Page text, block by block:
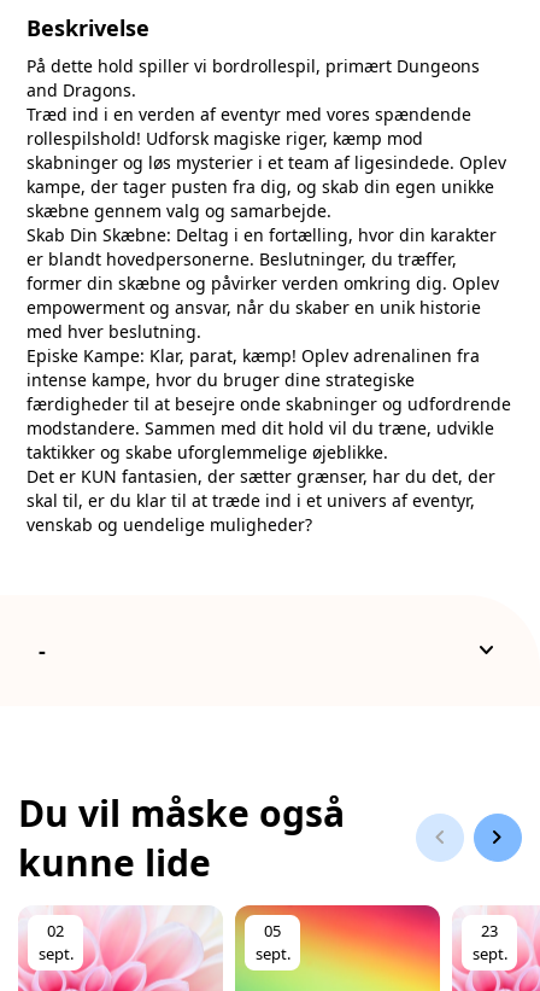
Beskrivelse
På dette hold spiller vi bordrollespil, primært Dungeons
and Dragons.
Træd ind i en verden af eventyr med vores spændende
rollespilshold! Udforsk magiske riger, kæmp mod
skabninger og løs mysterier i et team af ligesindede. Oplev
kampe, der tager pusten fra dig, og skab din egen unikke
skæbne gennem valg og samarbejde.
Skab Din Skæbne: Deltag i en fortælling, hvor din karakter
er blandt hovedpersonerne. Beslutninger, du træffer,
former din skæbne og påvirker verden omkring dig. Oplev
empowerment og ansvar, når du skaber en unik historie
med hver beslutning.
Episke Kampe: Klar, parat, kæmp! Oplev adrenalinen fra
intense kampe, hvor du bruger dine strategiske
færdigheder til at besejre onde skabninger og udfordrende
modstandere. Sammen med dit hold vil du træne, udvikle
taktikker og skabe uforglemmelige øjeblikke.
Det er KUN fantasien, der sætter grænser, har du det, der
skal til, er du klar til at træde ind i et univers af eventyr,
venskab og uendelige muligheder?
- keyboard_arrow_down
Du vil måske også
kunne lide
chevron_left chevron_right
02
sept.
05
sept.
23
sept.